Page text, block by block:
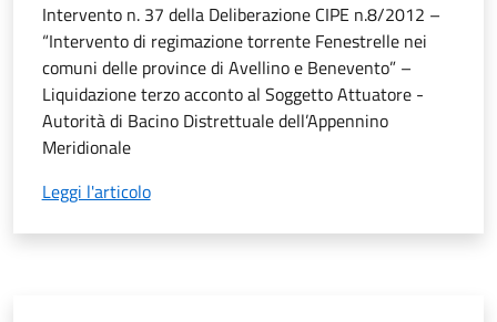
Intervento n. 37 della Deliberazione CIPE n.8/2012 –
“Intervento di regimazione torrente Fenestrelle nei
comuni delle province di Avellino e Benevento” –
Liquidazione terzo acconto al Soggetto Attuatore -
Autorità di Bacino Distrettuale dell’Appennino
Meridionale
Leggi l'articolo